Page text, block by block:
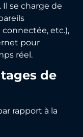
Il se charge de
etc.),
pour
réel.
de
rapport à la